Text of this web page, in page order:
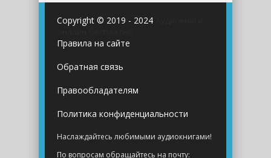
Copyright © 2019 - 2024
Правила на сайте
Обратная связь
Правообладателям
Политика конфиденциальности
Наслаждайтесь любимыми аудиокнигами!
По вопросам обращайтесь на почту: